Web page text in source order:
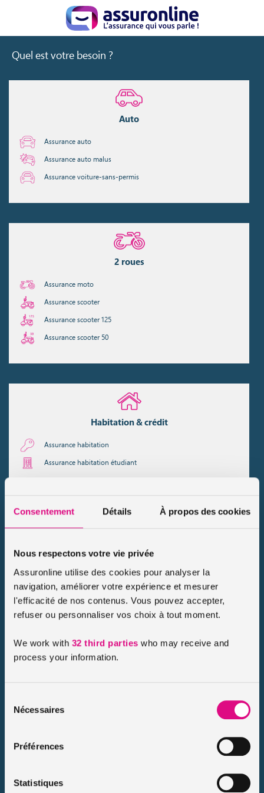
Consentement Détails À propos des cookies
Nous respectons votre vie privée
Assuronline utilise des cookies pour analyser la
navigation, améliorer votre expérience et mesurer
l'efficacité de nos contenus. Vous pouvez accepter,
refuser ou personnaliser vos choix à tout moment.
We work with 32 third parties who may receive and
process your information.
Nécessaires
Préférences
Statistiques
Quel est votre besoin ?
Auto
Assurance auto
Assurance auto malus
Assurance voiture-sans-permis
2 roues
Assurance moto
Assurance scooter
Assurance scooter 125
Assurance scooter 50
Habitation & crédit
Assurance habitation
Assurance habitation étudiant
Santé & prévoyance
Mutuelle assurance santé
Mutuelle santé famille
Mutuelle senior
Assurance chien
Assurance chat
Nous attirons particulièrement votre attention sur l’exactitude de votre
déclaration concernant l’utilisation précise de votre véhicule par tous les
conducteurs désignés ou autorisés, ceci autant au moment de la
souscription du contrat, qu’à l’occasion par exemple d’un changement
conséquences (réduction des indemnités dues ou nullité du contrat, en